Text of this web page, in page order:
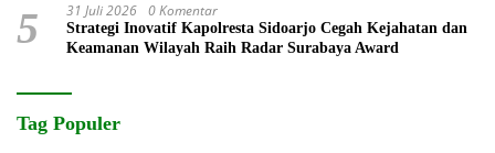
5 31 Juli 2026 0 Komentar
Strategi Inovatif Kapolresta Sidoarjo Cegah Kejahatan dan
Keamanan Wilayah Raih Radar Surabaya Award
Tag Populer